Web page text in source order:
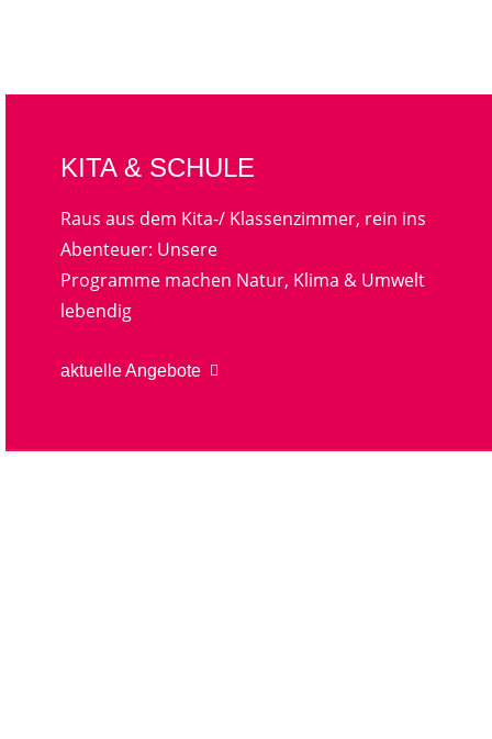
KITA & SCHULE
Raus aus dem Kita-/ Klassenzimmer, rein ins
Abenteuer: Unsere
Programme machen Natur, Klima & Umwelt
lebendig
aktuelle Angebote